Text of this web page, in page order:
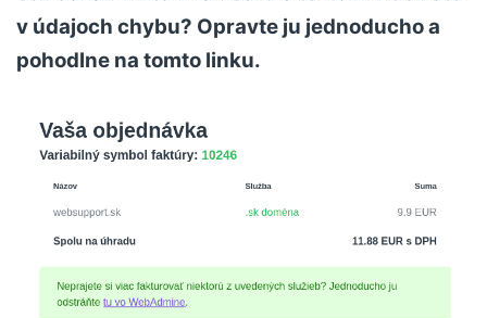
v údajoch chybu? Opravte ju jednoducho a
pohodlne na tomto linku.